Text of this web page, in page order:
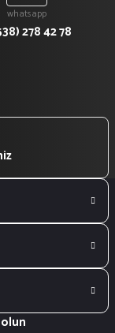
whatsapp
278 42 78